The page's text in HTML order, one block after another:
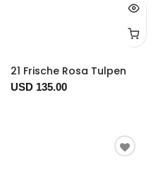
21 Frische Rosa Tulpen
USD 135.00